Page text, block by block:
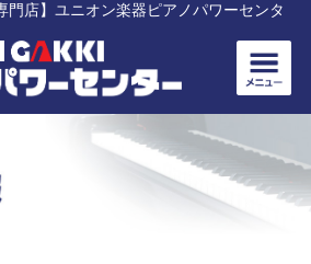
門店】ユニオン楽器ピアノパワーセンタ